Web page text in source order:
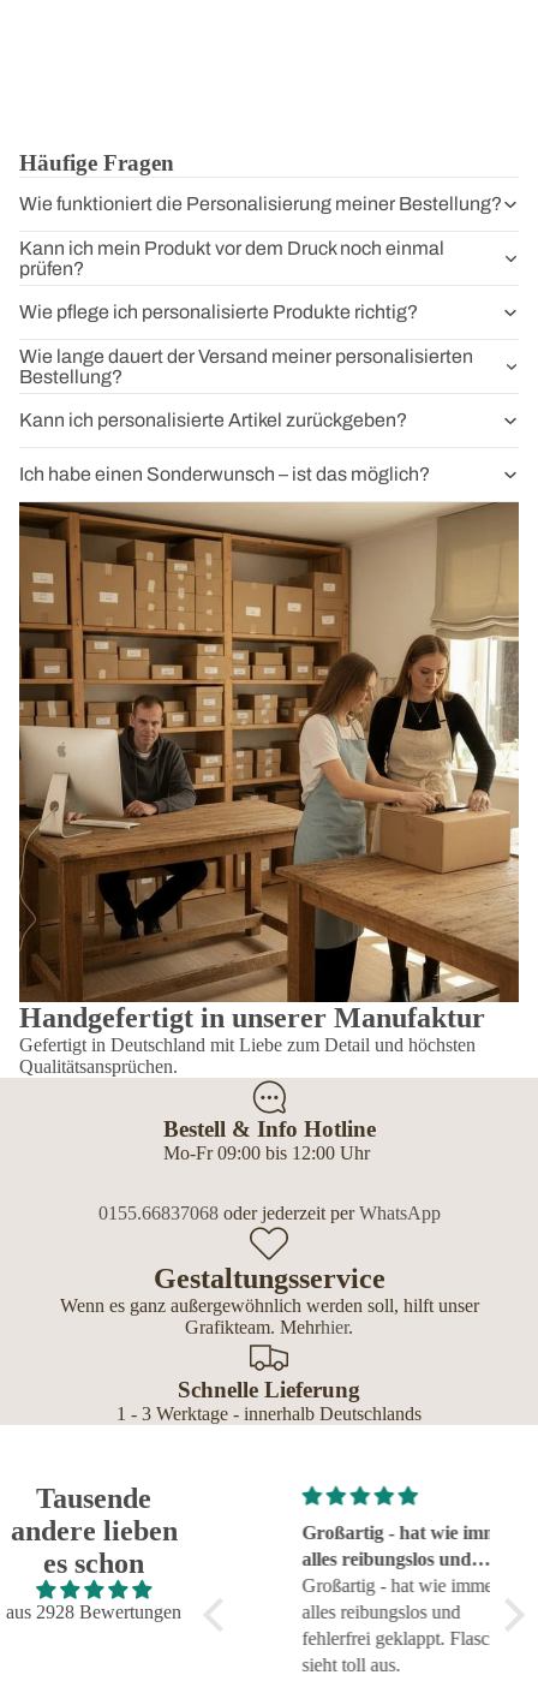
Häufige Fragen
Wie funktioniert die Personalisierung meiner Bestellung?
Kann ich mein Produkt vor dem Druck noch einmal
prüfen?
Wie pflege ich personalisierte Produkte richtig?
Wie lange dauert der Versand meiner personalisierten
Bestellung?
Kann ich personalisierte Artikel zurückgeben?
Ich habe einen Sonderwunsch – ist das möglich?
Handgefertigt in unserer Manufaktur
Gefertigt in Deutschland mit Liebe zum Detail und höchsten
Qualitätsansprüchen.
Bestell & Info Hotline
Mo-Fr 09:00 bis 12:00 Uhr
0155.66837068oder jederzeit perWhatsApp
Gestaltungsservice
Wenn es ganz außergewöhnlich werden soll, hilft unser
Grafikteam. Mehrhier.
Schnelle Lieferung
1 - 3 Werktage - innerhalb Deutschlands
Tausende
andere lieben
es schon
aus 2928 Bewertungen
Super!
Super!
Großartig - hat wie immer
alles reibungslos und
fehlerfrei geklappt
Großartig - hat wie immer
alles reibungslos und
fehlerfrei geklappt. Flasche
sieht toll aus.